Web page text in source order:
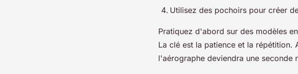
Utilisez des pochoirs pour créer
Pratiquez d'abord sur des modèles
La clé est la patience et la répétition.
l'aérographe deviendra une seconde